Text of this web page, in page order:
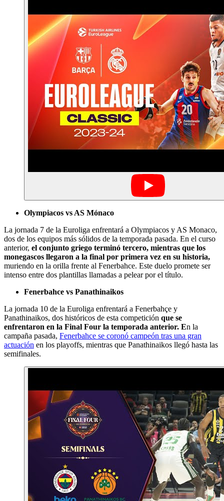
Olympiacos vs AS Mónaco
La jornada 7 de la Euroliga enfrentará a Olympiacos y AS Monaco,
dos de los equipos más sólidos de la temporada pasada. En el curso
anterior, el conjunto griego terminó tercero, mientras que los
monegascos llegaron a la final por primera vez en su historia,
muriendo en la orilla frente al Fenerbahce. Este duelo promete ser
intenso entre dos plantillas llamadas a pelear por el título.
Fenerbahce vs Panathinaikos
La jornada 10 de la Euroliga enfrentará a Fenerbahçe y
Panathinaikos, dos históricos de esta competición que se
enfrentaron en la Final Four la temporada anterior. En la
campaña pasada, Fenerbahce se coronó campeón tras una gran
actuación en los playoffs, mientras que Panathinaikos llegó hasta las
semifinales.